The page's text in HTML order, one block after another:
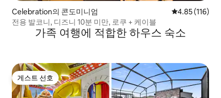
Celebration의 콘도미니엄 평점 4.85점(5
4.85 (116)
전용 발코니, 디즈니 10분 미만, 로쿠 + 케이블
가족 여행에 적합한 하우스 숙소
게스트 선호
게스트 선호